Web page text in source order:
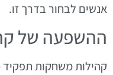
אנשים לבחור בדרך זו.
ההשפעה של
קהילות משחקות תפקיד